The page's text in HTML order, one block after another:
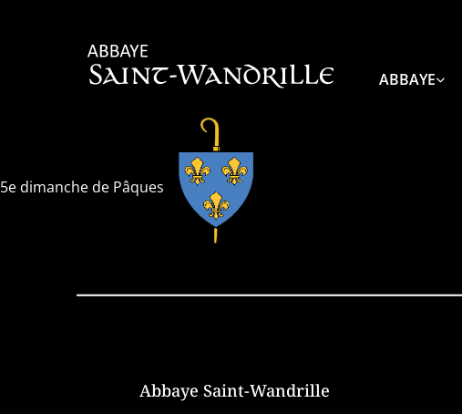
ABBAYE
5e dimanche de Pâques
Abbaye Saint-Wandrille